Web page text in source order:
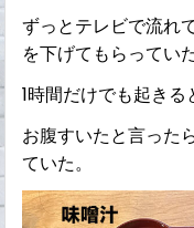
ずっとテレビで流れ
を下げてもらっていた
1時間だけでも起きる
お腹すいたと言った
ていた。